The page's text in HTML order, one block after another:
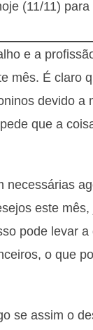
(11/11)
e a
mês. É claro
devido a
que a
necessárias
este
pode levar
o que
se assim o